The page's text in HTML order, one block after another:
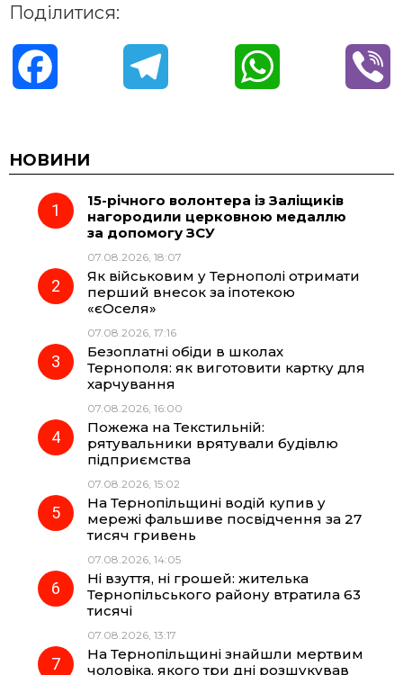
Поділитися:
c
e
o
k
e
g
r
a
m
t
A
НОВИНИ
15-річного волонтера із Заліщиків
нагородили церковною медаллю
за допомогу ЗСУ
07.08.2026, 18:07
Як військовим у Тернополі отримати
перший внесок за іпотекою
«єОселя»
07.08.2026, 17:16
Безоплатні обіди в школах
Тернополя: як виготовити картку для
харчування
07.08.2026, 16:00
Пожежа на Текстильній:
рятувальники врятували будівлю
підприємства
07.08.2026, 15:02
На Тернопільщині водій купив у
мережі фальшиве посвідчення за 27
тисяч гривень
07.08.2026, 14:05
Ні взуття, ні грошей: жителька
Тернопільського району втратила 63
тисячі
07.08.2026, 13:17
На Тернопільщині знайшли мертвим
чоловіка, якого три дні розшукував